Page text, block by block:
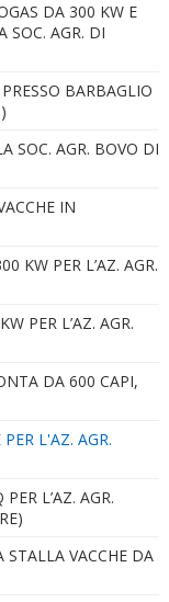
DA 300 KW E
SOC. AGR. DI
BARBAGLIO
SOC. AGR. BOVO DI
IN
KW PER L’AZ. AGR.
PER L’AZ. AGR.
DA 600 CAPI,
L'AZ. AGR.
L’AZ. AGR.
STALLA VACCHE DA